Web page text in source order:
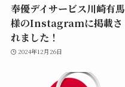
奉優デイサービス川崎有馬
様のInstagramに掲載さ
れました！
2024年12月26日